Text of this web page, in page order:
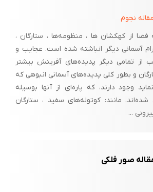
کوانتمی حل و تحلیل شده است. در این
از حل معادله ویلر- دویت بدست می‌آیند بر
بی‌معنی بود.... چگونه دامنه وجود به وقوع
به توصیف و بیان جزئیات آن است؟ چه کسی
نجوم
فضا از کهکشان ها ، منظومه‌ها ، ستارگان ،
آسمانی دیگر انباشته شده است. عجایب و
از تمامی دیگر پدیده‌های آفرینش بیشتر
و بطور کلی پدیده‌های آسمانی انبوهی که
وجود دارند، که پاره‌ای از آنها بوسیله
شده‌اند. مانند: کوتوله‌های سفید ، ستارگان
...
صور فلکی